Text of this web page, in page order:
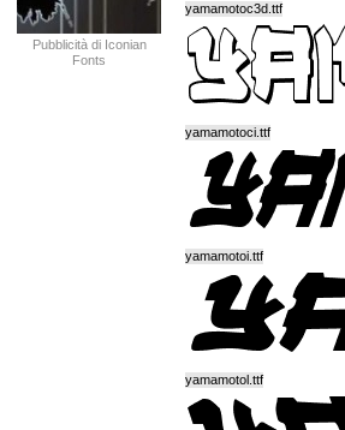
Pubblicità di Iconian
Fonts
yamamotoc3d.ttf
yamamotoci.ttf
yamamotoi.ttf
yamamotol.ttf